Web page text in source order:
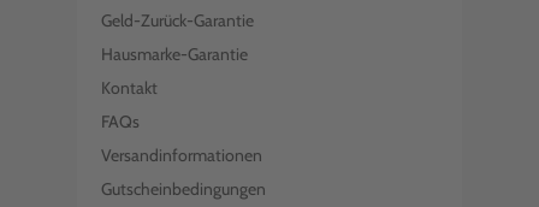
Geld-Zurück-Garantie
Hausmarke-Garantie
Kontakt
FAQs
Versandinformationen
Gutscheinbedingungen